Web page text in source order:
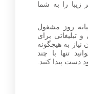
زیبا را به شما
روز مشغول
برای
به هیچگونه
تنها با چند
دست پیدا کنید.